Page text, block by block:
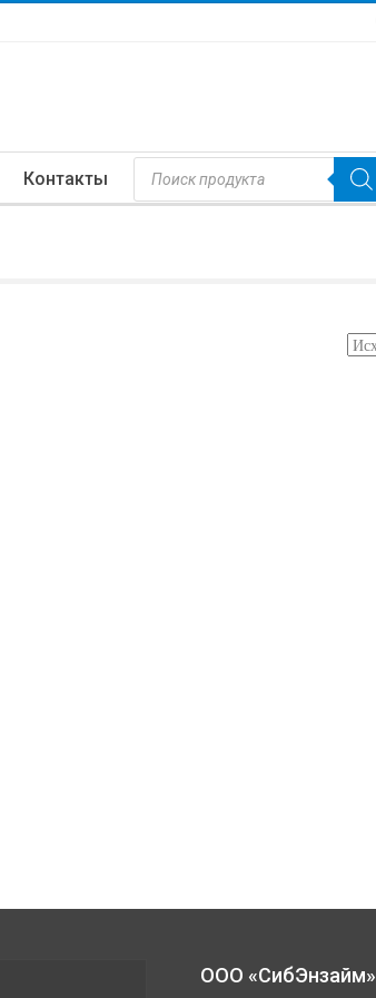
Контакты
Поиск
Товаров
OOO «СибЭнзайм»